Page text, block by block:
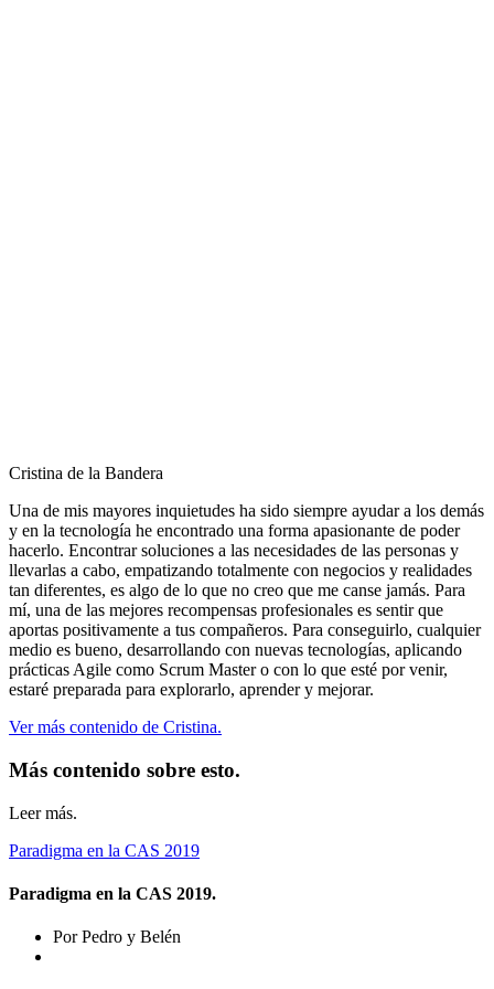
Cristina de la Bandera
Una de mis mayores inquietudes ha sido siempre ayudar a los demás
y en la tecnología he encontrado una forma apasionante de poder
hacerlo. Encontrar soluciones a las necesidades de las personas y
llevarlas a cabo, empatizando totalmente con negocios y realidades
tan diferentes, es algo de lo que no creo que me canse jamás. Para
mí, una de las mejores recompensas profesionales es sentir que
aportas positivamente a tus compañeros. Para conseguirlo, cualquier
medio es bueno, desarrollando con nuevas tecnologías, aplicando
prácticas Agile como Scrum Master o con lo que esté por venir,
estaré preparada para explorarlo, aprender y mejorar.
Ver más contenido de Cristina.
Más contenido sobre esto.
Leer más.
Paradigma en la CAS 2019
Paradigma en la CAS 2019.
Por Pedro y Belén